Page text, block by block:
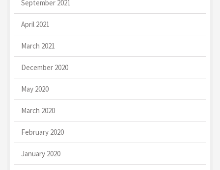
September 2021
April 2021
March 2021
December 2020
May 2020
March 2020
February 2020
January 2020